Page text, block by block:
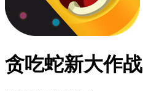
贪吃蛇新大作战